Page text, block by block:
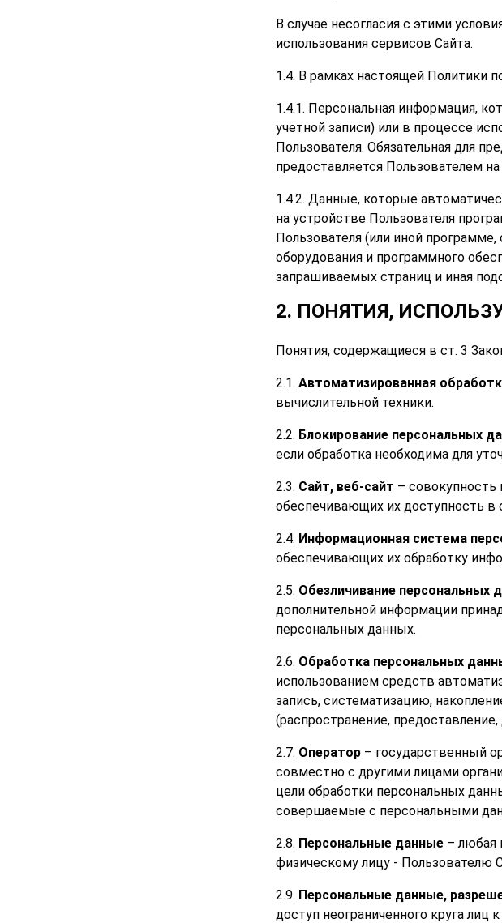
В случае несогласия с этими
использования сервисов Сайта.
1.4. В рамках настоящей Политики
1.4.1. Персональная информация,
учетной записи) или в процессе
Пользователя. Обязательная для
предоставляется Пользователем
1.4.2. Данные, которые
на устройстве Пользователя
Пользователя (или иной
оборудования и программного
запрашиваемых страниц и иная
2. ПОНЯТИЯ,
Понятия, содержащиеся в ст. 3
2.1. Автоматизированная
вычислительной техники.
2.2. Блокирование персональных
если обработка необходима для
2.3. Сайт, веб-сайт –
обеспечивающих их доступность в
2.4. Информационная система
обеспечивающих их обработку
2.5. Обезличивание персональных
дополнительной информации
персональных данных.
2.6. Обработка персональных
использованием средств
запись, систематизацию,
(распространение,
2.7. Оператор – государственный
совместно с другими лицами
цели обработки персональных
совершаемые с персональными
2.8. Персональные данные – любая
физическому лицу - Пользователю
2.9. Персональные данные,
доступ неограниченного круга